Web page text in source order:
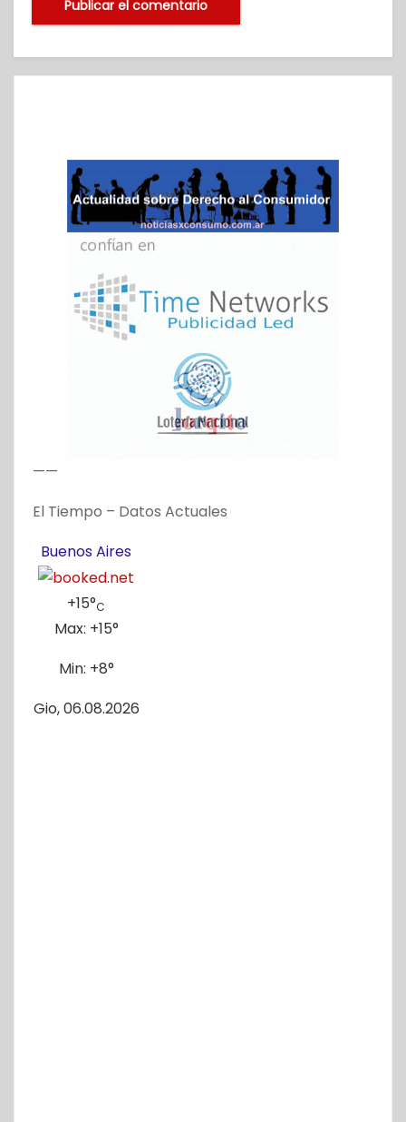
——
El Tiempo – Datos Actuales
Buenos Aires
+15°C
Max: +15°
Min: +8°
Gio, 06.08.2026